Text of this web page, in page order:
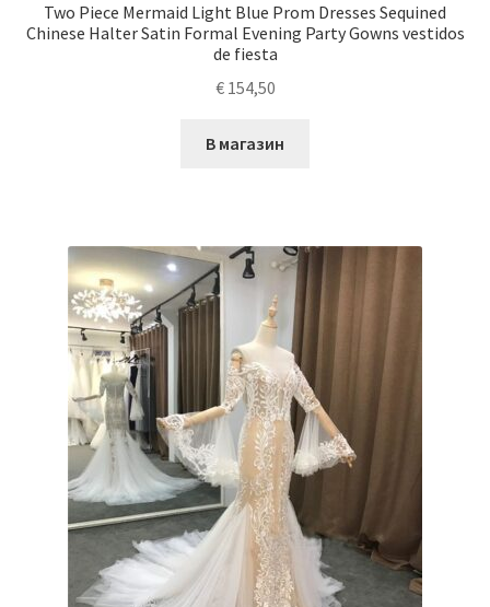
Two Piece Mermaid Light Blue Prom Dresses Sequined
Chinese Halter Satin Formal Evening Party Gowns vestidos
de fiesta
€154,50
В магазин